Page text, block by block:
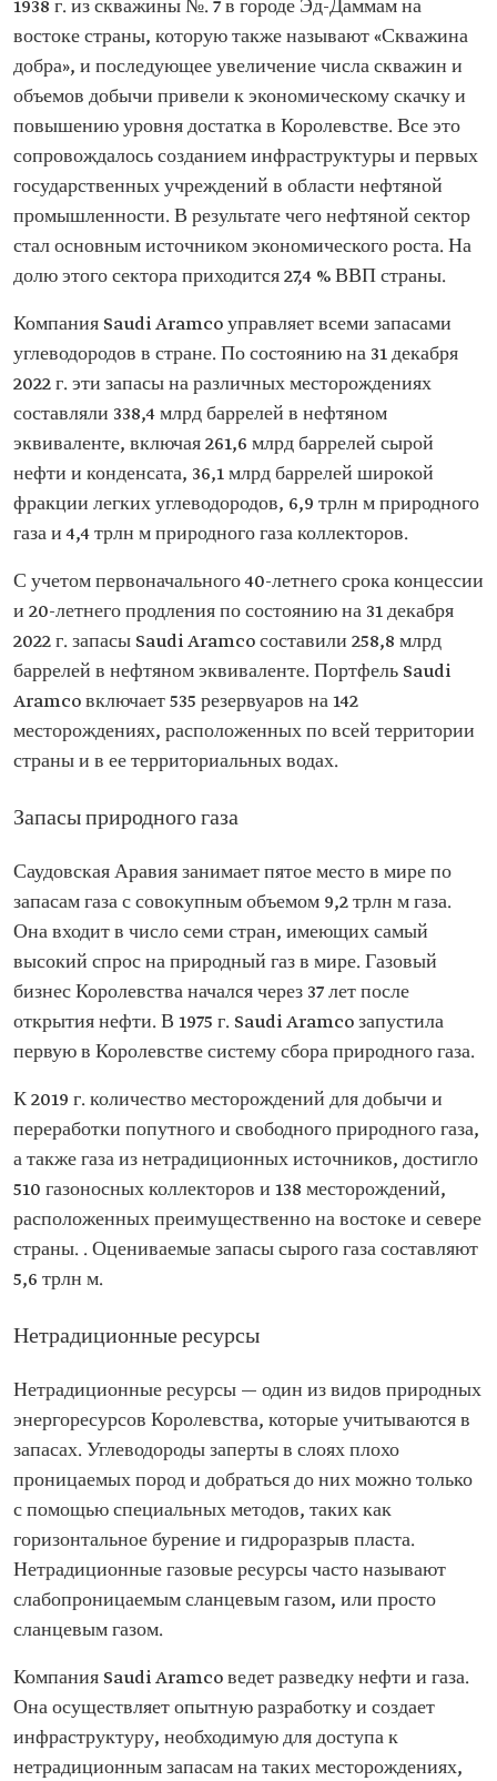
1938 г. из скважины №. 7 в городе Эд-Даммам на
востоке страны, которую также называют «Скважина
добра», и последующее увеличение числа скважин и
объемов добычи привели к экономическому скачку и
повышению уровня достатка в Королевстве. Все это
сопровождалось созданием инфраструктуры и первых
государственных учреждений в области нефтяной
промышленности. В результате чего нефтяной сектор
стал основным источником экономического роста. На
долю этого сектора приходится 27,4 % ВВП страны.
Компания Saudi Aramco управляет всеми запасами
углеводородов в стране. По состоянию на 31 декабря
2022 г. эти запасы на различных месторождениях
составляли 338,4 млрд баррелей в нефтяном
эквиваленте, включая 261,6 млрд баррелей сырой
нефти и конденсата, 36,1 млрд баррелей широкой
фракции легких углеводородов, 6,9 трлн м природного
газа и 4,4 трлн м природного газа коллекторов.
С учетом первоначального 40-летнего срока концессии
и 20-летнего продления по состоянию на 31 декабря
2022 г. запасы Saudi Aramco составили 258,8 млрд
баррелей в нефтяном эквиваленте. Портфель Saudi
Aramco включает 535 резервуаров на 142
месторождениях, расположенных по всей территории
страны и в ее территориальных водах.
Запасы природного газа
Саудовская Аравия занимает пятое место в мире по
запасам газа с совокупным объемом 9,2 трлн м газа.
Она входит в число семи стран, имеющих самый
высокий спрос на природный газ в мире. Газовый
бизнес Королевства начался через 37 лет после
открытия нефти. В 1975 г. Saudi Aramco запустила
первую в Королевстве систему сбора природного газа.
К 2019 г. количество месторождений для добычи и
переработки попутного и свободного природного газа,
а также газа из нетрадиционных источников, достигло
510 газоносных коллекторов и 138 месторождений,
расположенных преимущественно на востоке и севере
страны. . Оцениваемые запасы сырого газа составляют
5,6 трлн м.
Нетрадиционные ресурсы
Нетрадиционные ресурсы — один из видов природных
энергоресурсов Королевства, которые учитываются в
запасах. Углеводороды заперты в слоях плохо
проницаемых пород и добраться до них можно только
с помощью специальных методов, таких как
горизонтальное бурение и гидроразрыв пласта.
Нетрадиционные газовые ресурсы часто называют
слабопроницаемым сланцевым газом, или просто
сланцевым газом.
Компания Saudi Aramco ведет разведку нефти и газа.
Она осуществляет опытную разработку и создает
инфраструктуру, необходимую для доступа к
нетрадиционным запасам на таких месторождениях,